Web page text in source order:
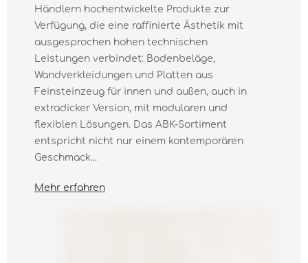
Händlern hochentwickelte Produkte zur
Verfügung, die eine raffinierte Ästhetik mit
ausgesprochen hohen technischen
Leistungen verbindet: Bodenbeläge,
Wandverkleidungen und Platten aus
Feinsteinzeug für innen und außen, auch in
extradicker Version, mit modularen und
flexiblen Lösungen. Das ABK-Sortiment
entspricht nicht nur einem kontemporären
Geschmack...
Mehr erfahren